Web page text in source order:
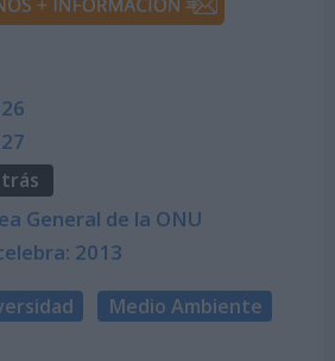
General de la ONU
2013
Medio Ambiente